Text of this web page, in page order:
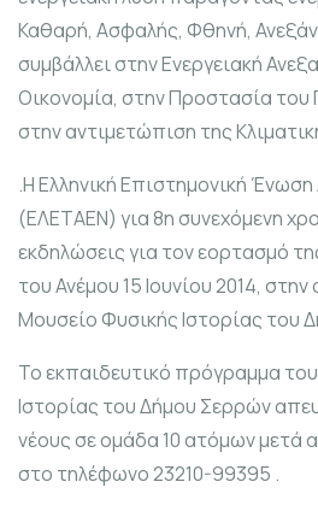
Καθαρή, Ασφαλής, Φθηνή,
συμβάλλει στην Ενεργειακή
Οικονομία, στην Προστασία του
στην αντιμετώπιση της
.Η Ελληνική Επιστημονική Ένωση
(ΕΛΕΤΑΕΝ) για 8η συνεχόμενη
εκδηλώσεις για τον εορτασμό
του Ανέμου 15 Ιουνίου 2014,
Μουσείο Φυσικής Ιστορίας του
To εκπαιδευτικό πρόγραμμα
Ιστορίας του Δήμου Σερρών
νέους σε ομάδα 10 ατόμων μετά
στο τηλέφωνο 23210-99395 .